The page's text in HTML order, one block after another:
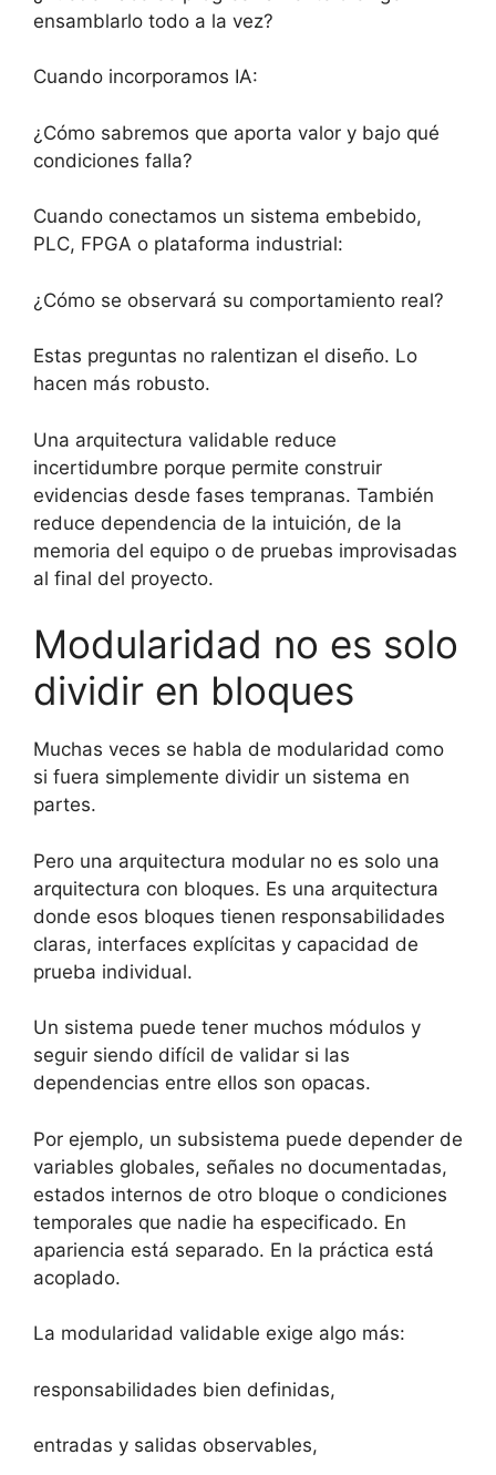
ensamblarlo todo a la vez?
Cuando incorporamos IA:
¿Cómo sabremos que aporta valor y bajo qué
condiciones falla?
Cuando conectamos un sistema embebido,
PLC, FPGA o plataforma industrial:
¿Cómo se observará su comportamiento real?
Estas preguntas no ralentizan el diseño. Lo
hacen más robusto.
Una arquitectura validable reduce
incertidumbre porque permite construir
evidencias desde fases tempranas. También
reduce dependencia de la intuición, de la
memoria del equipo o de pruebas improvisadas
al final del proyecto.
Modularidad no es solo
dividir en bloques
Muchas veces se habla de modularidad como
si fuera simplemente dividir un sistema en
partes.
Pero una arquitectura modular no es solo una
arquitectura con bloques. Es una arquitectura
donde esos bloques tienen responsabilidades
claras, interfaces explícitas y capacidad de
prueba individual.
Un sistema puede tener muchos módulos y
seguir siendo difícil de validar si las
dependencias entre ellos son opacas.
Por ejemplo, un subsistema puede depender de
variables globales, señales no documentadas,
estados internos de otro bloque o condiciones
temporales que nadie ha especificado. En
apariencia está separado. En la práctica está
acoplado.
La modularidad validable exige algo más:
responsabilidades bien definidas,
entradas y salidas observables,